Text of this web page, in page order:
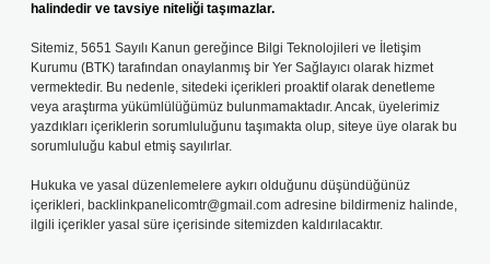
halindedir ve tavsiye niteliği taşımazlar.
Sitemiz, 5651 Sayılı Kanun gereğince Bilgi Teknolojileri ve İletişim
Kurumu (BTK) tarafından onaylanmış bir Yer Sağlayıcı olarak hizmet
vermektedir. Bu nedenle, sitedeki içerikleri proaktif olarak denetleme
veya araştırma yükümlülüğümüz bulunmamaktadır. Ancak, üyelerimiz
yazdıkları içeriklerin sorumluluğunu taşımakta olup, siteye üye olarak bu
sorumluluğu kabul etmiş sayılırlar.
Hukuka ve yasal düzenlemelere aykırı olduğunu düşündüğünüz
içerikleri, backlinkpanelicomtr@gmail.com adresine bildirmeniz halinde,
ilgili içerikler yasal süre içerisinde sitemizden kaldırılacaktır.